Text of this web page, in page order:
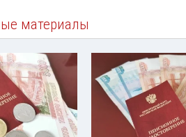
материалы